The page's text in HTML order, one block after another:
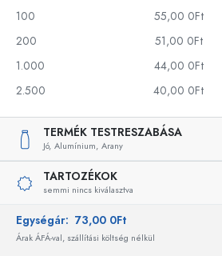
100
55,00 0Ft
200
51,00 0Ft
1.000
44,00 0Ft
2.500
40,00 0Ft
TERMÉK TESTRESZABÁSA
Jó, Alumínium, Arany
TARTOZÉKOK
semmi nincs kiválasztva
Egységár: 73,00 0Ft
Árak ÁFÁ-val, szállítási költség nélkül